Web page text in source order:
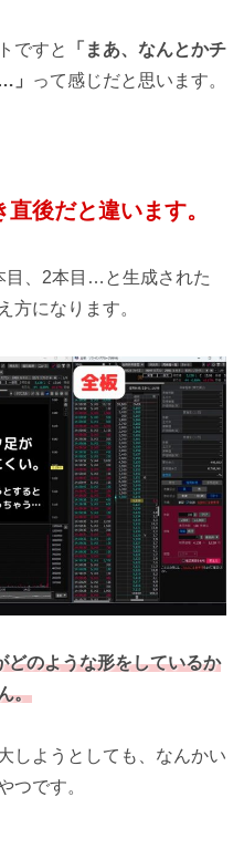
ですと
「まあ、なんとかチ
」
って感じだと思います。
後だと違います。
目、2本目…と生成された
方になります。
どのような形をしているか
。
しようとしても、なんかい
つです。